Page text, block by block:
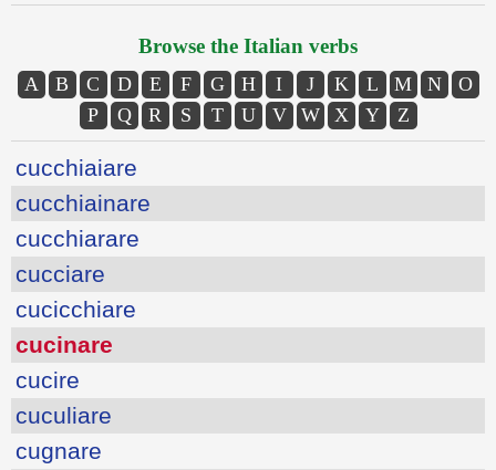
Browse the Italian verbs
A B C D E F G H I J K L M N
O
P
Q R S T U V W X Y Z
cucchiaiare
cucchiainare
cucchiarare
cucciare
cucicchiare
cucinare
cucire
cuculiare
cugnare